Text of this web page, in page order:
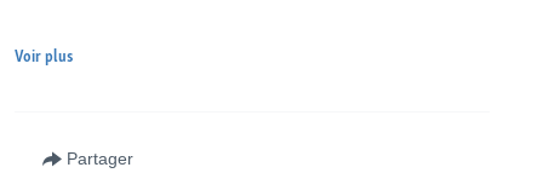
Voir plus
Partager